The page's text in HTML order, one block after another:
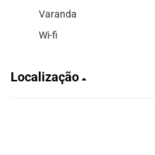
Varanda
Wi-fi
Localização